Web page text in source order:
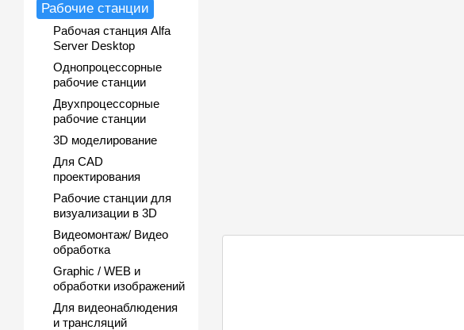
Рабочие станции
Рабочая станция Alfa
Server Desktop
Однопроцессорные
рабочие станции
Двухпроцессорные
рабочие станции
3D моделирование
Для CAD
проектирования
Рабочие станции для
визуализации в 3D
Видеомонтаж/ Видео
обработка
Graphic / WEB и
обработки изображений
Для видеонаблюдения
и трансляций